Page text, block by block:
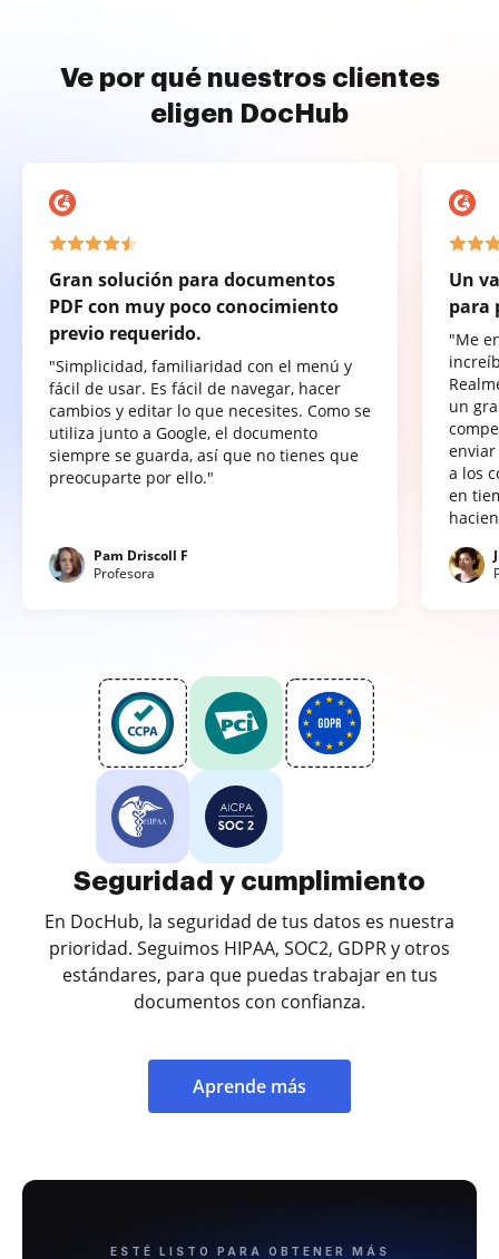
Ve por qué nuestros clientes
eligen DocHub
Gran solución para documentos
PDF con muy poco conocimiento
previo requerido.
"Simplicidad, familiaridad con el menú y
fácil de usar. Es fácil de navegar, hacer
cambios y editar lo que necesites. Como se
utiliza junto a Google, el documento
siempre se guarda, así que no tienes que
preocuparte por ello."
Pam Driscoll F
Profesora
Un
para
"Me
un
a los
en
Seguridad y cumplimiento
En DocHub, la seguridad de tus datos es nuestra
prioridad. Seguimos HIPAA, SOC2, GDPR y otros
estándares, para que puedas trabajar en tus
documentos con confianza.
Aprende más
ESTÉ LISTO PARA OBTENER MÁS